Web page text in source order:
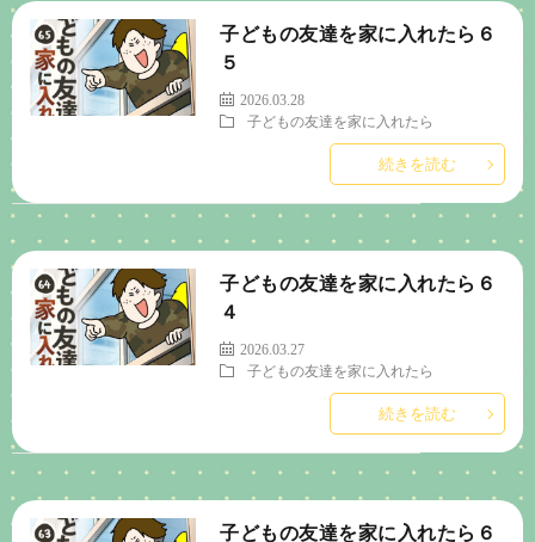
子どもの友達を家に入れたら６
５
2026.03.28
子どもの友達を家に入れたら
続きを読む
子どもの友達を家に入れたら６
４
2026.03.27
子どもの友達を家に入れたら
続きを読む
子どもの友達を家に入れたら６